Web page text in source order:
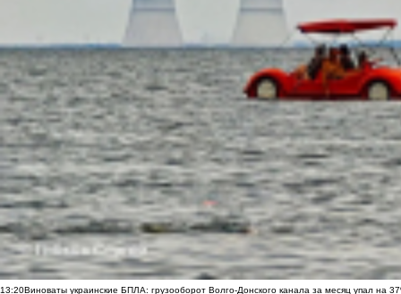
13:20Виноваты украинские БПЛА: грузооборот Волго-Донского канала за месяц упал на